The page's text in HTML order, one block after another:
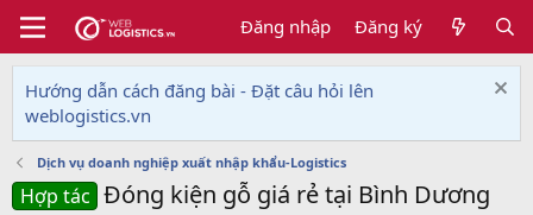
Đăng nhập Đăng ký
Hướng dẫn cách đăng bài - Đặt câu hỏi lên
weblogistics.vn
Dịch vụ doanh nghiệp xuất nhập khẩu-Logistics
Hợp tác Đóng kiện gỗ giá rẻ tại Bình Dương